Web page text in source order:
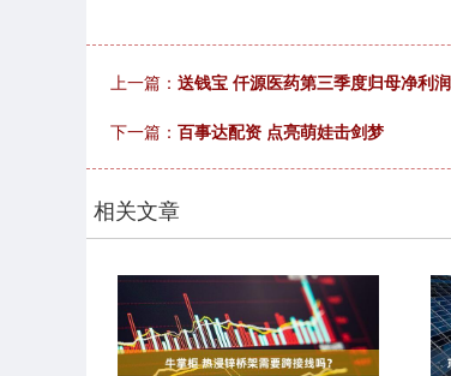
上一篇： 送钱宝 仟源医药第三季度归母净利
下一篇： 百事达配资 点亮萌娃击剑梦
相关文章